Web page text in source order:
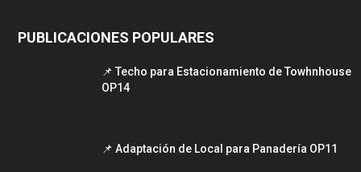
PUBLICACIONES POPULARES
📌 Techo para Estacionamiento de Towhnhouse
OP14
📌 Adaptación de Local para Panadería OP11